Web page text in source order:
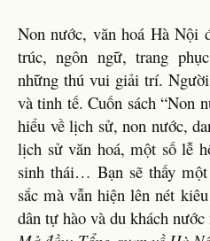
Non nước, văn hoá Hà Nội
trúc, ngôn ngữ, trang
những thú vui giải trí.
và tinh tế. Cuốn sách “Non
hiểu về lịch sử, non nước,
lịch sử văn hoá, một số lễ
sinh thái… Bạn sẽ thấy
sắc mà vẫn hiện lên nét
dân tự hào và du khách